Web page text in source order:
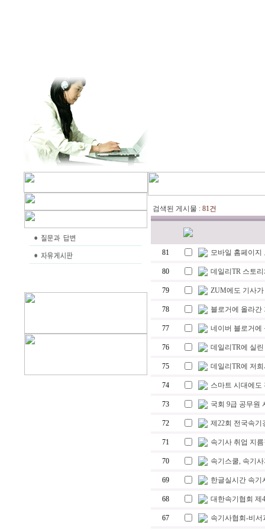
검색된 게시물 : 81건
81 모바일 홈페이지
80 데일리TR 스토
79 ZUM에도 기사
78 블로거에 올라간
77 네이버 블로거에
76 데일리TR에 실
75 데일리TR에 저
74 스마트 시대에도
73 국회 9급 공무원
72 제22회 전국속기
71 속기사 취업 지
70 속기스쿨, 속기
69 한글실시간 속기
68 대한속기협회 제
67 속기사협회-비